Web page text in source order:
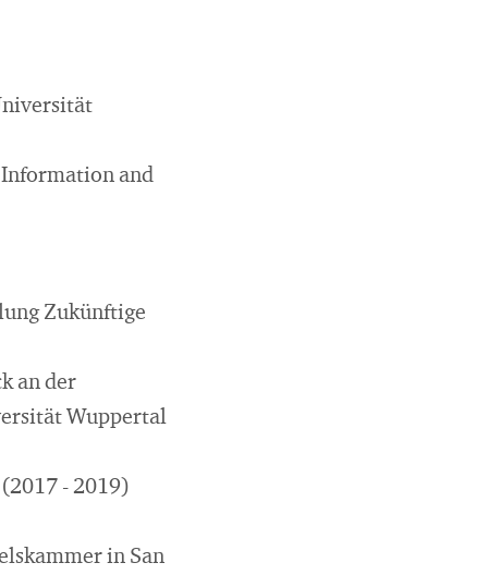
Information and
Zukünftige
an der
Wuppertal
- 2019)
in San